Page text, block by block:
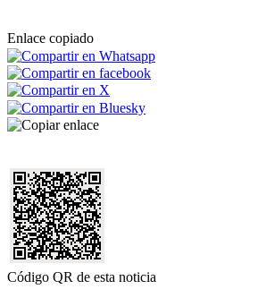
Enlace copiado
Código QR de esta noticia